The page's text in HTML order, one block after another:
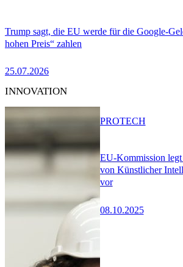
Trump sagt, die EU werde für die Google-
hohen Preis“ zahlen
25.07.2026
INNOVATION
EU-Kommission
von Künstlicher
vor
08.10.2025
PROTECH